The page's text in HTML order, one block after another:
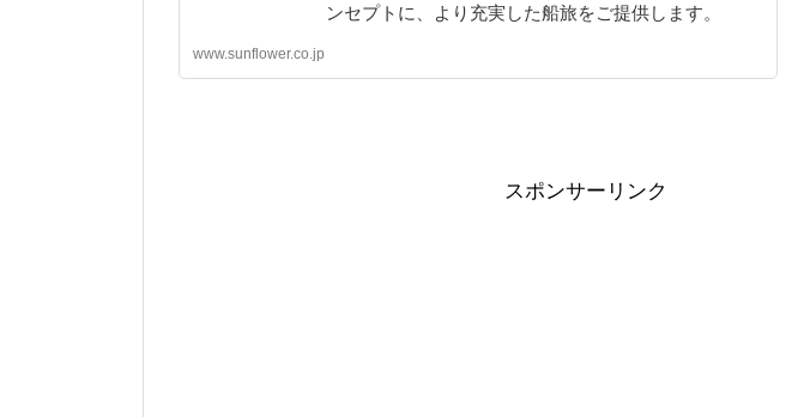
ンセプトに、より充実した船旅をご提供します。
www.sunflower.co.jp
スポンサーリンク